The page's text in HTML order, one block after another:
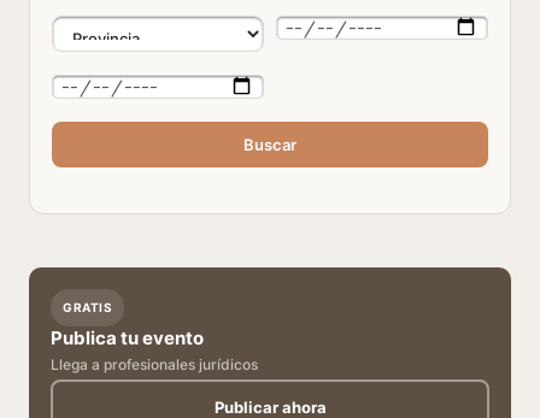
Buscar
GRATIS
Publica tu evento
Llega a profesionales jurídicos
Publicar ahora